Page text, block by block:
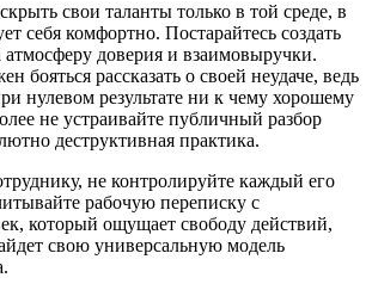
свои таланты только в той среде, в
себя комфортно. Постарайтесь создать
атмосферу доверия и взаимовыручки.
бояться рассказать о своей неудаче, ведь
нулевом результате ни к чему хорошему
не устраивайте публичный разбор
деструктивная практика.
не контролируйте каждый его
рабочую переписку с
который ощущает свободу действий,
свою универсальную модель